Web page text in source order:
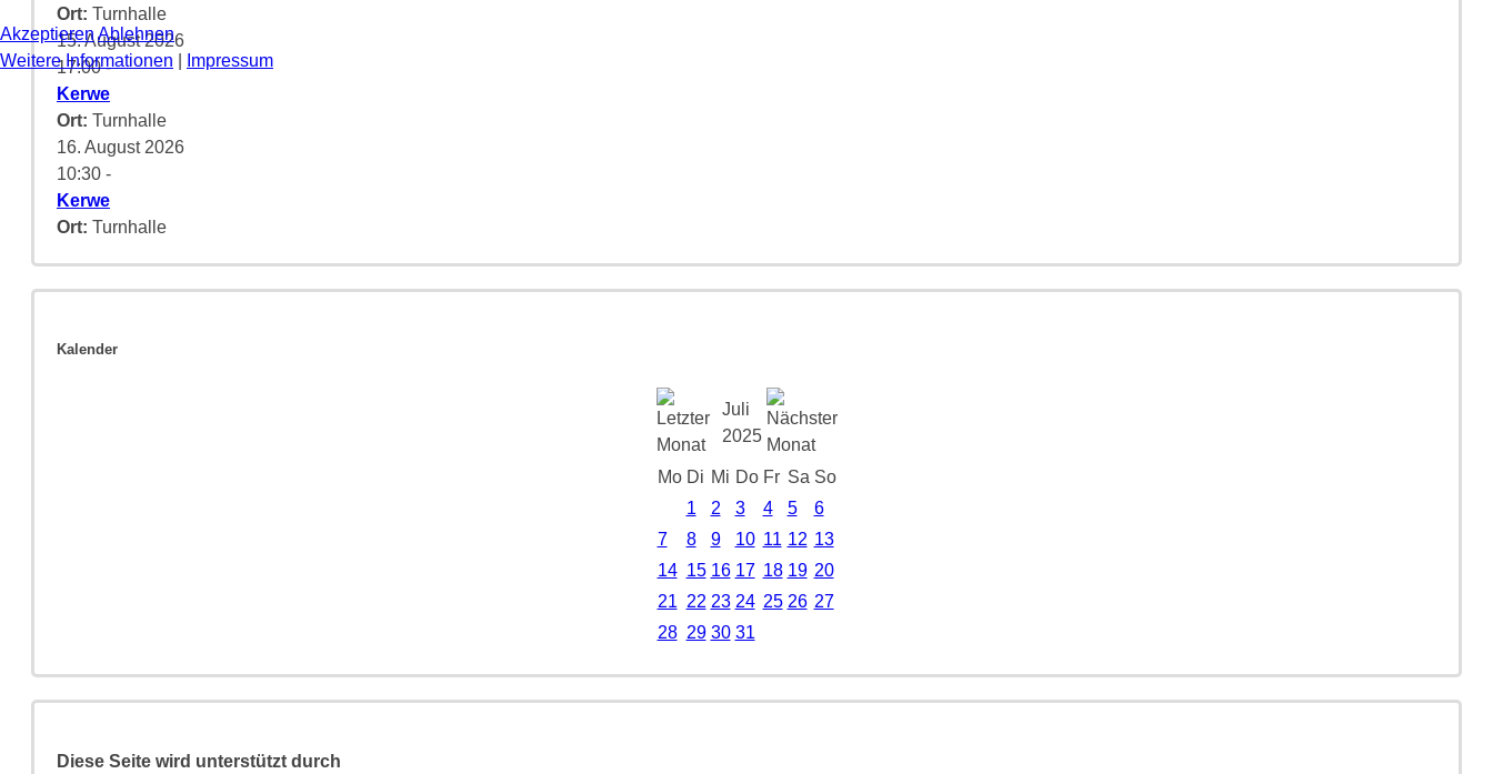
Ort: Turnhalle
15. August 2026
17:00-
Kerwe
Ort: Turnhalle
16. August 2026
10:30 -
Kerwe
Ort: Turnhalle
Kalender
Juli
2025
Mo Di Mi Do Fr Sa So
1
2 3 4 5
6
7
8 9 10 11 12 13
14 15 16 17 18 19 20
21 22 23 24 25 26 27
28 29 30 31
Diese Seite wird unterstützt durch
Akzeptieren Ablehnen
Weitere Informationen
Impressum